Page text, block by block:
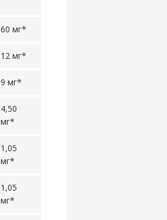
60 мг*
12 мг*
9 мг*
4,50
мг*
1,05
мг*
1,05
мг*